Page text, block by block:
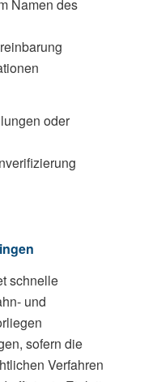
Namen des
oder
schnelle
und
sofern die
Verfahren